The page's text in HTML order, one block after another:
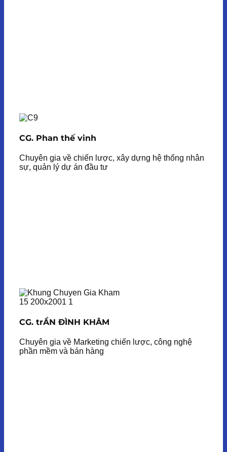
CG. Phan thế vinh
Chuyên gia về chiến lược, xây dựng hệ thống nhân
sự, quản lý dự án đầu tư
CG. trẦN ĐÌNH KHÂM
Chuyên gia về Marketing chiến lược, công nghệ
phần mềm và bán hàng